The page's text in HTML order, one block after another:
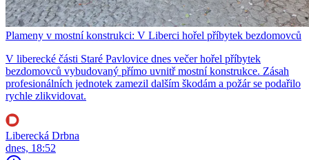
Plameny v mostní konstrukci: V Liberci hořel příbytek bezdomovců
V liberecké části Staré Pavlovice dnes večer hořel příbytek
bezdomovců vybudovaný přímo uvnitř mostní konstrukce. Zásah
profesionálních jednotek zamezil dalším škodám a požár se podařilo
rychle zlikvidovat.
Liberecká Drbna
dnes, 18:52